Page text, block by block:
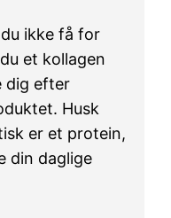
ikke få for
et kollagen
dig efter
Husk
er et protein,
din daglige